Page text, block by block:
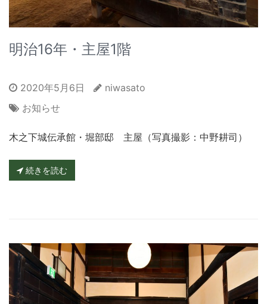
明治16年・主屋1階
2020年5月6日
niwasato
お知らせ
木之下城伝承館・堀部邸 主屋（写真撮影：中野耕司）
続きを読む